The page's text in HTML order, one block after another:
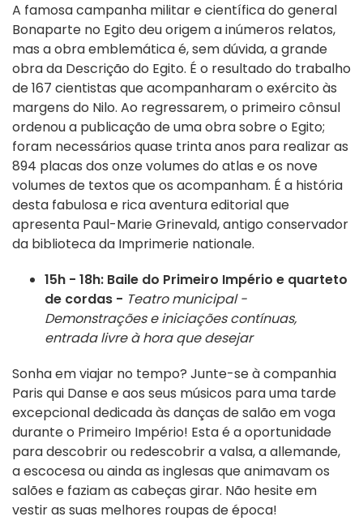
A famosa campanha militar e científica do general
Bonaparte no Egito deu origem a inúmeros relatos,
mas a obra emblemática é, sem dúvida, a grande
obra da Descrição do Egito. É o resultado do trabalho
de 167 cientistas que acompanharam o exército às
margens do Nilo. Ao regressarem, o primeiro cônsul
ordenou a publicação de uma obra sobre o Egito;
foram necessários quase trinta anos para realizar as
894 placas dos onze volumes do atlas e os nove
volumes de textos que os acompanham. É a história
desta fabulosa e rica aventura editorial que
apresenta Paul-Marie Grinevald, antigo conservador
da biblioteca da Imprimerie nationale.
15h - 18h: Baile do Primeiro Império e quarteto
de cordas - Teatro municipal -
Demonstrações e iniciações contínuas,
entrada livre à hora que desejar
Sonha em viajar no tempo? Junte-se à companhia
Paris qui Danse e aos seus músicos para uma tarde
excepcional dedicada às danças de salão em voga
durante o Primeiro Império! Esta é a oportunidade
para descobrir ou redescobrir a valsa, a allemande,
a escocesa ou ainda as inglesas que animavam os
salões e faziam as cabeças girar. Não hesite em
vestir as suas melhores roupas de época!